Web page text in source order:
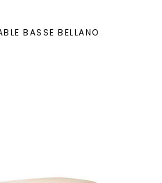
BASSE BELLANO